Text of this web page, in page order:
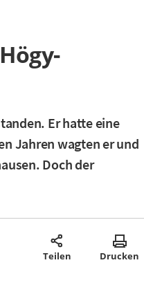
Er hatte eine
Jahren wagten er und
Doch der
Teilen Drucken